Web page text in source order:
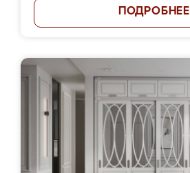
ПОДРОБНЕЕ